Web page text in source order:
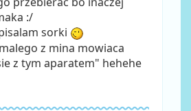
:/
sorki
z mina mowiaca
z tym aparatem" hehehe